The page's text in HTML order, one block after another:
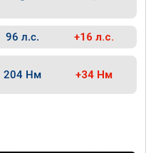
96 л.с. +16 л.с.
204 Нм +34 Нм